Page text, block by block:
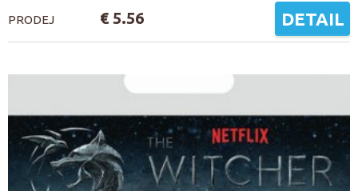
PRODEJ € 5.56 DETAIL